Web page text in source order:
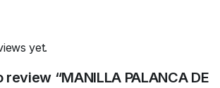
yet.
“MANILLA PALANCA DE